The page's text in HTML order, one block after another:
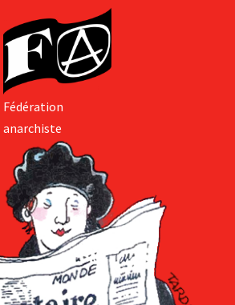
Fédération
anarchiste